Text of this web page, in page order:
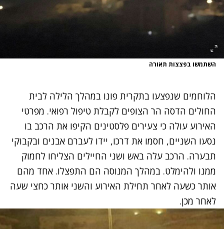
השתמשו בפצצות תאורה
הלוחמים שנפצעו בתקרית פונו במהלך הלילה לבית
החולים הדסה הר הצופים לקבלת טיפול רפואי. מפרטי
האירוע עולה כי צעירים פלסטינים הקיפו את הרכב בו
נסעו השניים, חסמו את דרכו, יידו לעברם אבנים ובקבוקי
תבערה. הרכב עלה באש ושני החיילים הצליחו לחמוק
ממנו ולהימלט. במהלך המנוסה הם התפצלו. אחד מהם
אותר כשעה לאחר תחילת האירוע והשני אותר כחצי שעה
לאחר מכן.